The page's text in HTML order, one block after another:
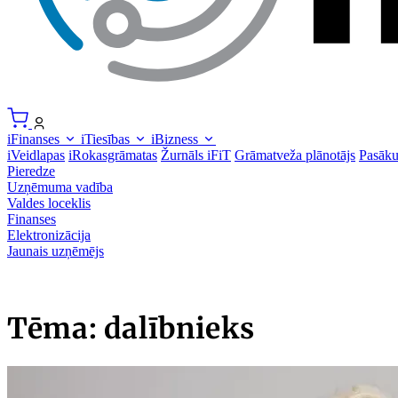
iFinanses iTiesības
iBizness
iVeidlapas iRokasgrāmatas Žurnāls iFiT Grāmatveža plānotājs
Pieredze
Uzņēmuma vadība
Valdes loceklis
Finanses
Elektronizācija
Jaunais uzņēmējs
Tēma: dalībnieks